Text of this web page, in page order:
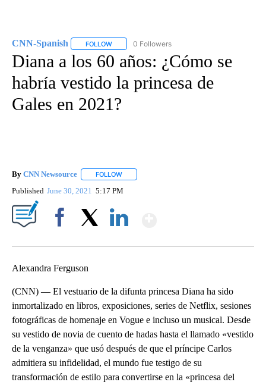
CNN-Spanish FOLLOW FOLLOW "CNN-SPANISH" TO RECEIVE
0 Followers
Diana a los 60 años: ¿Cómo se
habría vestido la princesa de
Gales en 2021?
By CNN Newsource FOLLOW
Published June 30, 2021 5:17 PM
Alexandra Ferguson
(CNN) — El vestuario de la difunta princesa Diana ha sido
inmortalizado en libros, exposiciones, series de Netflix, sesiones
fotográficas de homenaje en Vogue e incluso un musical. Desde
su vestido de novia de cuento de hadas hasta el llamado «vestido
de la venganza» que usó después de que el príncipe Carlos
admitiera su infidelidad, el mundo fue testigo de su
transformación de estilo para convertirse en la «princesa del